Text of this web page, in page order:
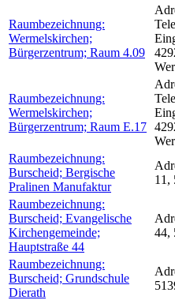
Raumbezeichnung:
Wermelskirchen;
Bürgerzentrum; Raum 4.09
Raumbezeichnung:
Wermelskirchen;
Bürgerzentrum; Raum E.17
Raumbezeichnung:
Burscheid; Bergische
Pralinen Manufaktur
11,
Raumbezeichnung:
Burscheid; Evangelische
Kirchengemeinde;
Hauptstraße 44
44,
Raumbezeichnung:
Burscheid; Grundschule
Dierath